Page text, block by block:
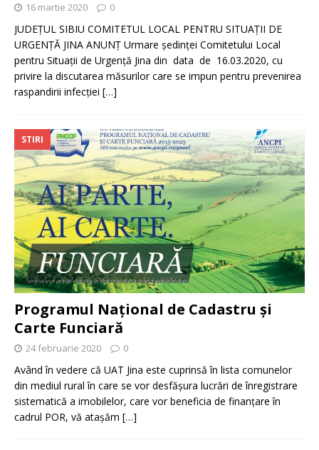
16 martie 2020 0
JUDEŢUL SIBIU COMITETUL LOCAL PENTRU SITUAŢII DE
URGENŢĂ JINA ANUNȚ Urmare ședinței Comitetului Local
pentru Situații de Urgență Jina din data de 16.03.2020, cu
privire la discutarea măsurilor care se impun pentru prevenirea
raspandirii infecției […]
STIRI
Programul Național de Cadastru și
Carte Funciară
24 februarie 2020 0
Având în vedere că UAT Jina este cuprinsă în lista comunelor
din mediul rural în care se vor desfășura lucrări de înregistrare
sistematică a imobilelor, care vor beneficia de finanțare în
cadrul POR, vă atașăm […]